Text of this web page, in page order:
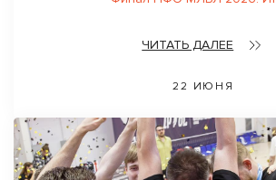
ЧИТАТЬ ДАЛЕЕ
22 ИЮНЯ